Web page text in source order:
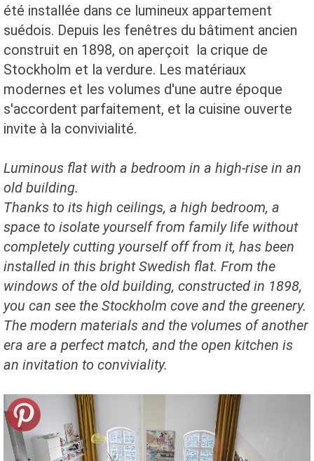
été installée dans ce lumineux appartement
suédois. Depuis les fenêtres du bâtiment ancien
construit en 1898, on aperçoit la crique de
Stockholm et la verdure. Les matériaux
modernes et les volumes d'une autre époque
s'accordent parfaitement, et la cuisine ouverte
invite à la convivialité.
Luminous flat with a bedroom in a high-rise in an
old building.
Thanks to its high ceilings, a high bedroom, a
space to isolate yourself from family life without
completely cutting yourself off from it, has been
installed in this bright Swedish flat. From the
windows of the old building, constructed in 1898,
you can see the Stockholm cove and the greenery.
The modern materials and the volumes of another
era are a perfect match, and the open kitchen is
an invitation to conviviality.